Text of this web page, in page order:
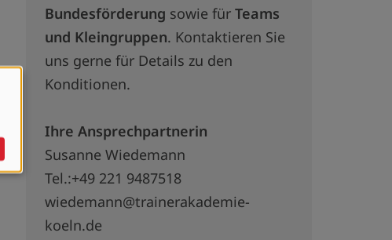
Bundesförderung sowie für Teams
und Kleingruppen. Kontaktieren Sie
uns gerne für Details zu den
Konditionen.
Ihre Ansprechpartnerin
Susanne Wiedemann
Tel.:+49 221 9487518
wiedemann@trainerakademie-
koeln.de